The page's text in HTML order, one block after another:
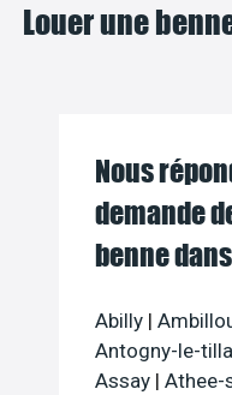
Louer une
Nous
demande
benne
Abilly |
Antogny-le-
Assay | Athee-